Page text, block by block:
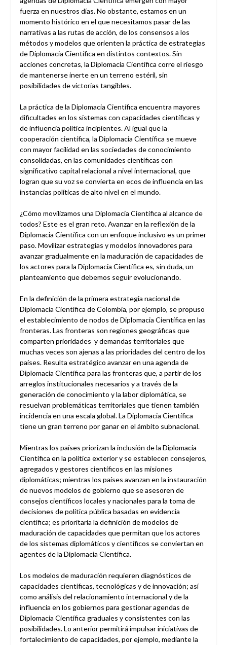
fuerza en nuestros días. No obstante, estamos en un
momento histórico en el que necesitamos pasar de las
narrativas a las rutas de acción, de los consensos a los
métodos y modelos que orienten la práctica de estrategias
de Diplomacia Científica en distintos contextos. Sin
acciones concretas, la Diplomacia Científica corre el riesgo
de mantenerse inerte en un terreno estéril, sin
posibilidades de victorias tangibles.
La práctica de la Diplomacia Científica encuentra mayores
dificultades en los sistemas con capacidades científicas y
de influencia política incipientes. Al igual que la
cooperación científica, la Diplomacia Científica se mueve
con mayor facilidad en las sociedades de conocimiento
consolidadas, en las comunidades científicas con
significativo capital relacional a nivel internacional, que
logran que su voz se convierta en ecos de influencia en las
instancias políticas de alto nivel en el mundo.
¿Cómo movilizamos una Diplomacia Científica al alcance de
todos? Este es el gran reto. Avanzar en la reflexión de la
Diplomacia Científica con un enfoque inclusivo es un primer
paso. Movilizar estrategias y modelos innovadores para
avanzar gradualmente en la maduración de capacidades de
los actores para la Diplomacia Científica es, sin duda, un
planteamiento que debemos seguir evolucionando.
En la definición de la primera estrategia nacional de
Diplomacia Científica de Colombia, por ejemplo, se propuso
el establecimiento de nodos de Diplomacia Científica en las
fronteras. Las fronteras son regiones geográficas que
comparten prioridades y demandas territoriales que
muchas veces son ajenas a las prioridades del centro de los
países. Resulta estratégico avanzar en una agenda de
Diplomacia Científica para las fronteras que, a partir de los
arreglos institucionales necesarios y a través de la
generación de conocimiento y la labor diplomática, se
resuelvan problemáticas territoriales que tienen también
incidencia en una escala global. La Diplomacia Científica
tiene un gran terreno por ganar en el ámbito subnacional.
Mientras los países priorizan la inclusión de la Diplomacia
Científica en la política exterior y se establecen consejeros,
agregados y gestores científicos en las misiones
diplomáticas; mientras los países avanzan en la instauración
de nuevos modelos de gobierno que se asesoren de
consejos científicos locales y nacionales para la toma de
decisiones de política pública basadas en evidencia
científica; es prioritaria la definición de modelos de
maduración de capacidades que permitan que los actores
de los sistemas diplomáticos y científicos se conviertan en
agentes de la Diplomacia Científica.
Los modelos de maduración requieren diagnósticos de
capacidades científicas, tecnológicas y de innovación; así
como análisis del relacionamiento internacional y de la
influencia en los gobiernos para gestionar agendas de
Diplomacia Científica graduales y consistentes con las
posibilidades. Lo anterior permitirá impulsar iniciativas de
fortalecimiento de capacidades, por ejemplo, mediante la